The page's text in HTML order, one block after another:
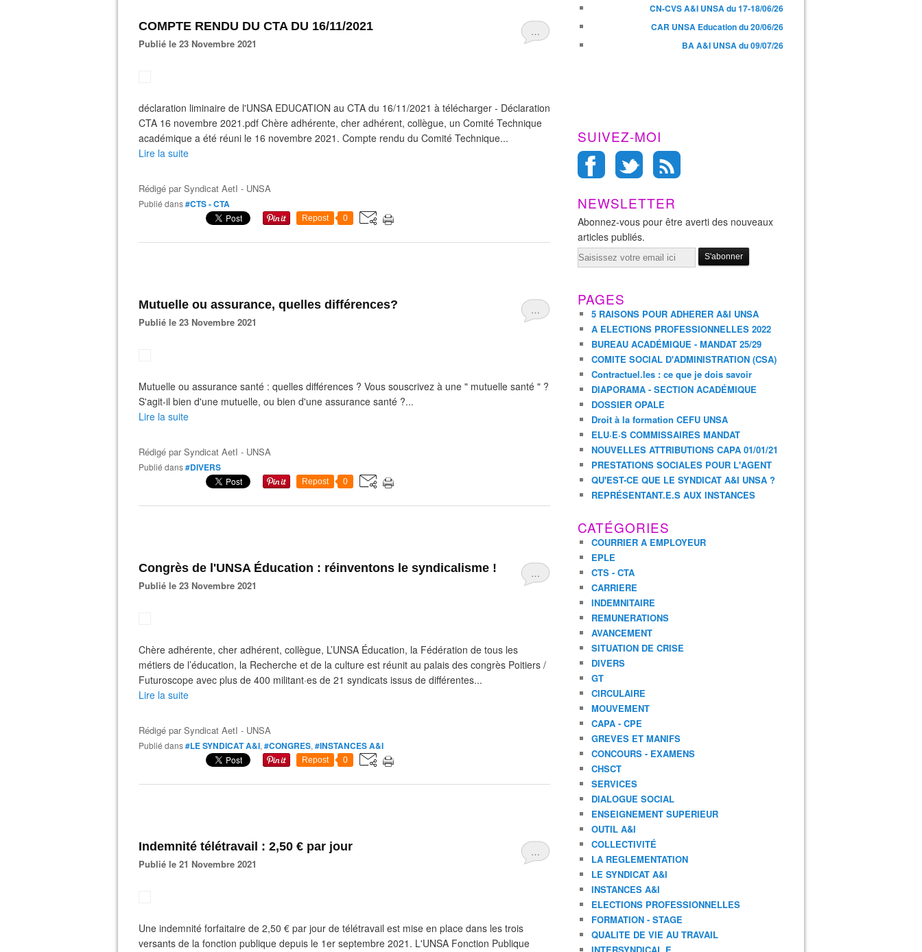
…
COMPTE RENDU DU CTA DU 16/11/2021
Publié le 23 Novembre 2021
déclaration liminaire de l'UNSA EDUCATION au CTA du 16/11/2021 à télécharger - Déclaration
CTA 16 novembre 2021.pdf Chère adhérente, cher adhérent, collègue, un Comité Technique
académique a été réuni le 16 novembre 2021. Compte rendu du Comité Technique...
Lire la suite
Rédigé parSyndicat AetI - UNSA
Publié dans#CTS - CTA
Repost 0
…
Mutuelle ou assurance, quelles différences?
Publié le 23 Novembre 2021
Mutuelle ou assurance santé : quelles différences ? Vous souscrivez à une " mutuelle santé " ?
S'agit-il bien d'une mutuelle, ou bien d'une assurance santé ?...
Lire la suite
Rédigé parSyndicat AetI - UNSA
Publié dans#DIVERS
Repost 0
…
Congrès de l'UNSA Éducation : réinventons le syndicalisme !
Publié le 23 Novembre 2021
Chère adhérente, cher adhérent, collègue, L’UNSA Éducation, la Fédération de tous les
métiers de l’éducation, la Recherche et de la culture est réunit au palais des congrès Poitiers /
Futuroscope avec plus de 400 militant·es de 21 syndicats issus de différentes...
Lire la suite
Rédigé parSyndicat AetI - UNSA
Publié dans#LE SYNDICAT A&I, #CONGRES, #INSTANCES A&I
Repost 0
…
Indemnité télétravail : 2,50 € par jour
Publié le 21 Novembre 2021
Une indemnité forfaitaire de 2,50 € par jour de télétravail est mise en place dans les trois
versants de la fonction publique depuis le 1er septembre 2021. L'UNSA Fonction Publique
CN-CVS A&I UNSA du 17-18/06/26
CAR UNSA Education du 20/06/26
BA A&I UNSA du 09/07/26
SUIVEZ-MOI
NEWSLETTER
Abonnez-vous pour être averti des nouveaux
articles publiés.
Email
PAGES
5 RAISONS POUR ADHERER A&I UNSA
A ELECTIONS PROFESSIONNELLES 2022
BUREAU ACADÉMIQUE - MANDAT 25/29
COMITE SOCIAL D'ADMINISTRATION (CSA)
Contractuel.les : ce que je dois savoir
DIAPORAMA - SECTION ACADÉMIQUE
DOSSIER OPALE
Droit à la formation CEFU UNSA
ELU·E·S COMMISSAIRES MANDAT
NOUVELLES ATTRIBUTIONS CAPA 01/01/21
PRESTATIONS SOCIALES POUR L'AGENT
QU'EST-CE QUE LE SYNDICAT A&I UNSA ?
REPRÉSENTANT.E.S AUX INSTANCES
CATÉGORIES
COURRIER A EMPLOYEUR
EPLE
CTS - CTA
CARRIERE
INDEMNITAIRE
REMUNERATIONS
AVANCEMENT
SITUATION DE CRISE
DIVERS
GT
CIRCULAIRE
MOUVEMENT
CAPA - CPE
GREVES ET MANIFS
CONCOURS - EXAMENS
CHSCT
SERVICES
DIALOGUE SOCIAL
ENSEIGNEMENT SUPERIEUR
OUTIL A&I
COLLECTIVITÉ
LA REGLEMENTATION
LE SYNDICAT A&I
INSTANCES A&I
ELECTIONS PROFESSIONNELLES
FORMATION - STAGE
QUALITE DE VIE AU TRAVAIL